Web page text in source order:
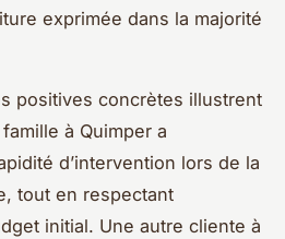
exprimée dans la majorité
positives concrètes illustrent
à Quimper a
d’intervention lors de la
tout en respectant
initial. Une autre cliente à